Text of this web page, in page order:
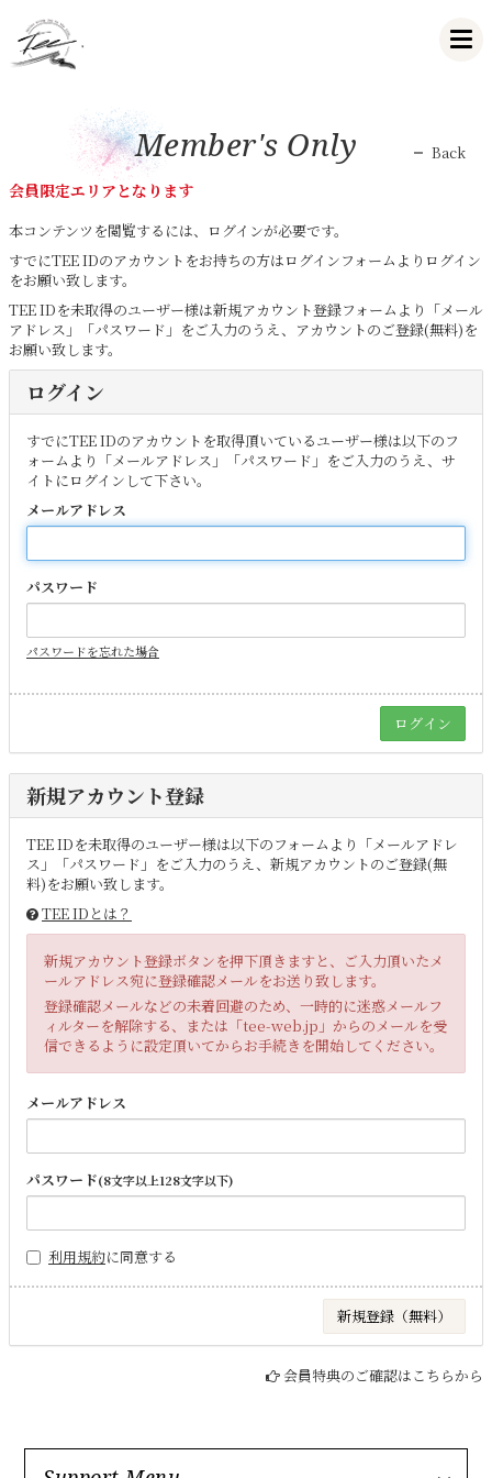
Member's Only Back
会員限定エリアとなります
本コンテンツを閲覧するには、ログインが必要です。
すでにTEE IDのアカウントをお持ちの方はログインフォームよりログイン
をお願い致します。
TEE IDを未取得のユーザー様は新規アカウント登録フォームより「メール
アドレス」「パスワード」をご入力のうえ、アカウントのご登録(無料)を
お願い致します。
ログイン
すでにTEE IDのアカウントを取得頂いているユーザー様は以下のフ
ォームより「メールアドレス」「パスワード」をご入力のうえ、サ
イトにログインして下さい。
メールアドレス
パスワード
パスワードを忘れた場合
新規アカウント登録
TEE IDを未取得のユーザー様は以下のフォームより「メールアドレ
ス」「パスワード」をご入力のうえ、新規アカウントのご登録(無
料)をお願い致します。
TEE IDとは？
新規アカウント登録ボタンを押下頂きますと、ご入力頂いたメ
ールアドレス宛に登録確認メールをお送り致します。
登録確認メールなどの未着回避のため、一時的に迷惑メールフ
ィルターを解除する、または「tee-web.jp」からのメールを受
信できるように設定頂いてからお手続きを開始してください。
メールアドレス
パスワード(8文字以上128文字以下)
利用規約に同意する
会員特典のご確認はこちらから